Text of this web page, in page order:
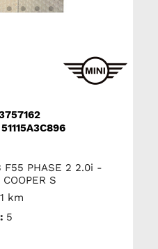
51115A3C896
F55 PHASE 2 2.0i -
S
km
5